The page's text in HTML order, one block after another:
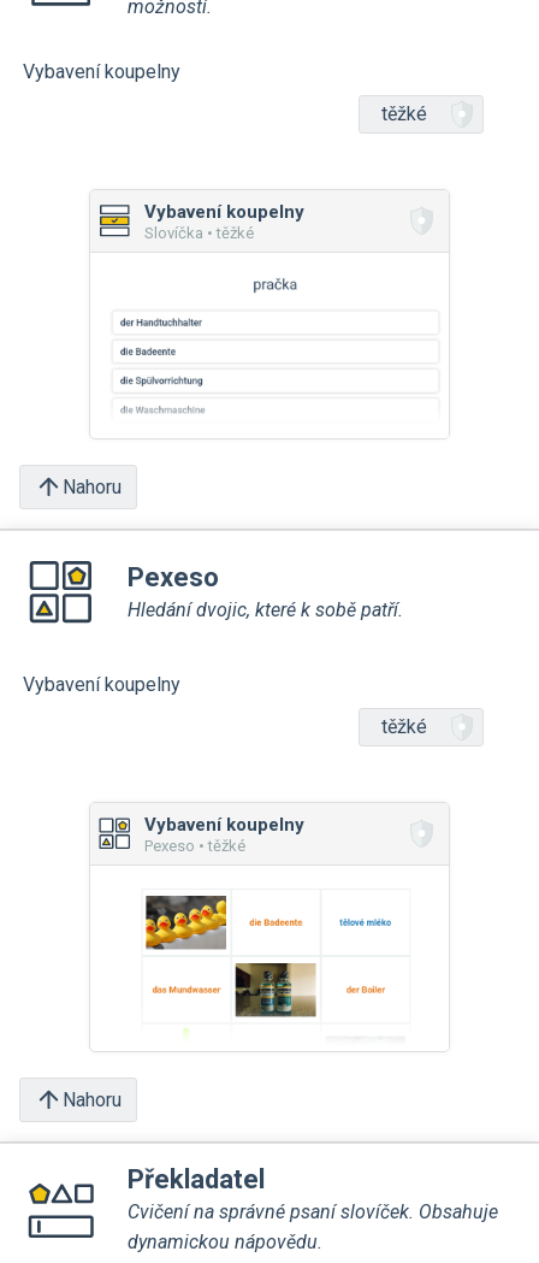
možností.
Vybavení koupelny
těžké
Vybavení koupelny
Slovíčka • těžké
Nahoru
Pexeso
Hledání dvojic, které k sobě patří.
Vybavení koupelny
těžké
Vybavení koupelny
Pexeso • těžké
Nahoru
Překladatel
Cvičení na správné psaní slovíček. Obsahuje
dynamickou nápovědu.